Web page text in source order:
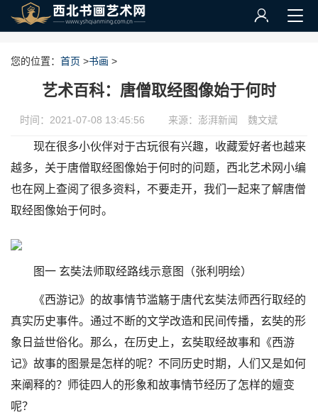
您的位置： 首页 >书画 >
艺术百科：唐僧取经图像始于何时
时间：2021-07-08 13:45:56 来源：澎湃新闻 魏文斌
现在很多小伙伴对于古玩很有兴趣，收藏爱好者也越来
越多，关于唐僧取经图像始于何时的问题，西北艺术网小编
也在网上查阅了很多资料，不要走开，我们一起来了解唐僧
取经图像始于何时。
图一 玄奘法师取经路线示意图（张利明绘）
《西游记》的故事情节滥觞于唐代玄奘法师西行取经的
真实历史事件。通过不断的文学改造和民间传播，玄奘的形
象日益世俗化。那么，在历史上，玄奘取经故事和《西游
记》故事的图景是怎样的呢？不同历史时期，人们又是如何
来阐释的？师徒四人的形象和故事情节经历了怎样的嬗变
呢？